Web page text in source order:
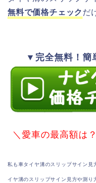
無料で価格チェック だ
▼完全無料！簡
＼愛車の最高額は
私も車タイヤ溝のスリップサイン見
イヤ溝のスリップサイン見方や測り